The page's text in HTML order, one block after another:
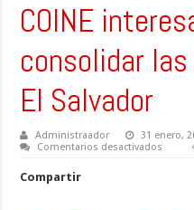
COINE
consolidar
El Salvador
Administraador 31 enero,
Comentarios desactivados
Compartir